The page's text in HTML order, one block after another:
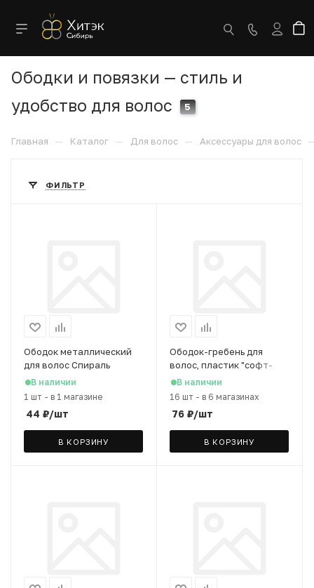
Ободки и повязки — стиль и
удобство для волос
5
Главная — Каталог — Для волос — Аксессуары для волос
ФИЛЬТР
Ободок металлический
для волос Спираль
мужской, черный
В наличии
1 шт - в 1 магазине
44 ₽/шт
В КОРЗИНУ
Ободок-гребень для
волос, пластик "софт-
тач", цвет в ассорт-те
В наличии
16 шт - в 6 магазинах
76 ₽/шт
В КОРЗИНУ